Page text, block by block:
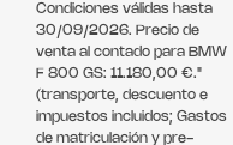
Condiciones válidas hasta
30/09/2026. Precio de
venta al contado para BMW
F 800 GS: 11.180,00 €."
(transporte, descuento e
impuestos incluidos; Gastos
de matriculación y pre-